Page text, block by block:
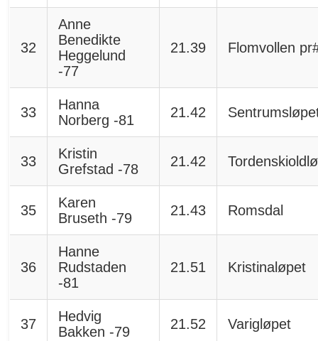
32
Anne
Benedikte
Heggelund
-77
21.39 Flomvollen
33
Hanna
Norberg -81
21.42
33
Kristin
Grefstad -78
21.42
35
Karen
Bruseth -79
21.43 Romsdal
36
Hanne
Rudstaden
-81
21.51 Kristinaløpet
37
Hedvig
Bakken -79
21.52 Varigløpet